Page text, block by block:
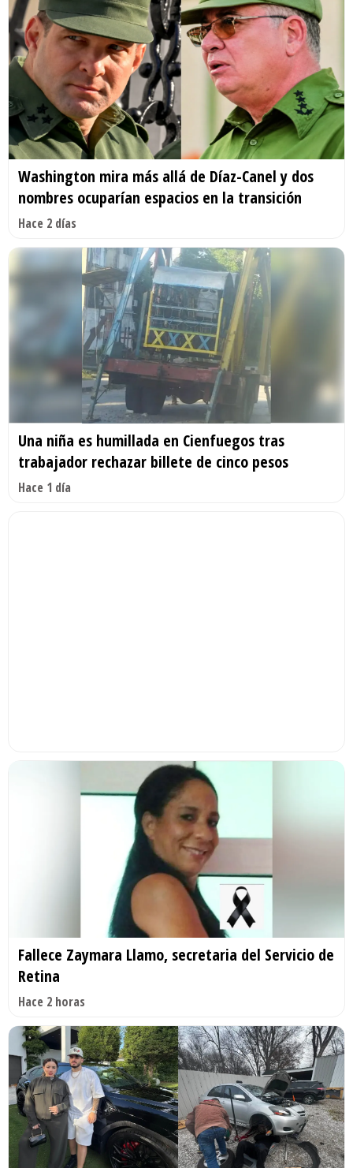
Washington mira más allá de Díaz-Canel y dos
nombres ocuparían espacios en la transición
Hace 2 días
Una niña es humillada en Cienfuegos tras
trabajador rechazar billete de cinco pesos
Hace 1 día
Fallece Zaymara Llamo, secretaria del Servicio de
Retina
Hace 2 horas